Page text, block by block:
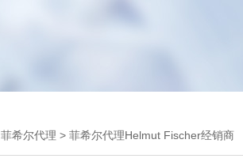
菲希尔代理 > 菲希尔代理Helmut Fischer经销商